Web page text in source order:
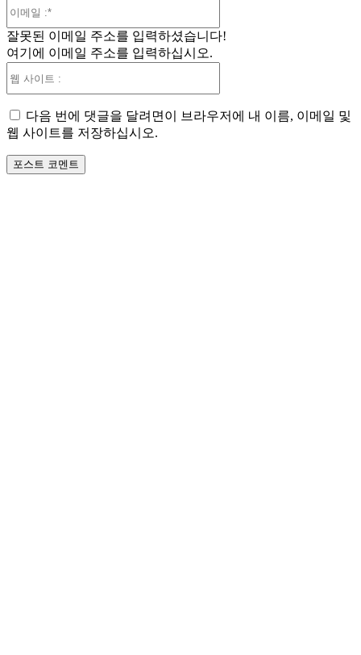
일
잘못된 이메일 주소를 입력하셨습니다!
여기에 이메일 주소를 입력하십시오.
트
다음 번에 댓글을 달려면이 브라우저에 내 이름, 이메일 및
웹 사이트를 저장하십시오.